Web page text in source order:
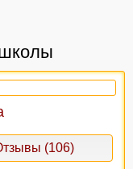
(106)